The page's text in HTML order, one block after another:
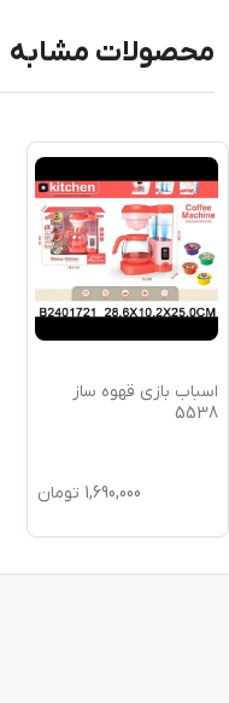
محصولات مشابه
اسباب بازی قهوه ساز
5538
1,690,000 تومان